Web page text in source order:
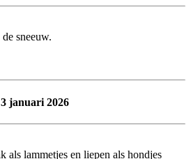
sneeuw.
3 januari 2026
als lammetjes en liepen als hondjes